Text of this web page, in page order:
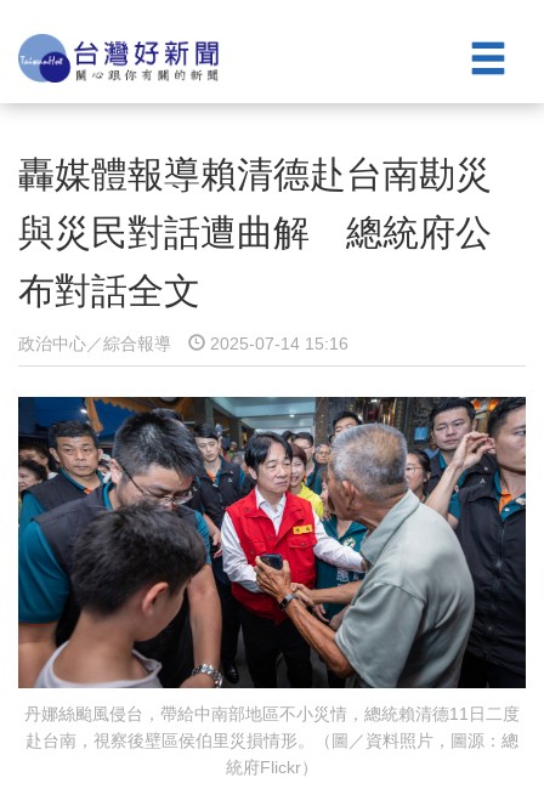
轟媒體報導賴清德赴台南勘災
與災民對話遭曲解 總統府公
布對話全文
政治中心／綜合報導 2025-07-14 15:16
丹娜絲颱風侵台，帶給中南部地區不小災情，總統賴清德11日二度
赴台南，視察後壁區侯伯里災損情形。（圖／資料照片，圖源：總
統府Flickr）